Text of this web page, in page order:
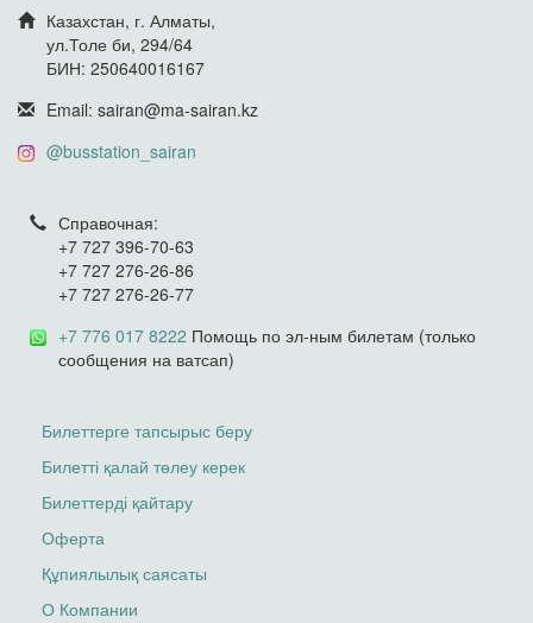
Казахстан, г. Алматы,
ул.Толе би, 294/64
БИН: 250640016167
Email: sairan@ma-sairan.kz
@busstation_sairan
Справочная:
+7 727 396-70-63
+7 727 276-26-86
+7 727 276-26-77
+7 776 017 8222 Помощь по эл-ным билетам (только
сообщения на ватсап)
Билеттерге тапсырыс беру
Билетті қалай төлеу керек
Билеттерді қайтару
Оферта
Құпиялылық саясаты
О Компании